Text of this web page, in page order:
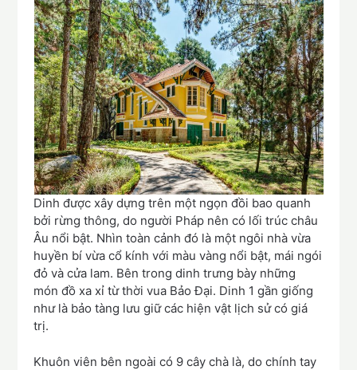
Dinh được xây dựng trên một ngọn đồi bao quanh
bởi rừng thông, do người Pháp nên có lối trúc châu
Âu nổi bật. Nhìn toàn cảnh đó là một ngôi nhà vừa
huyền bí vừa cổ kính với màu vàng nổi bật, mái ngói
đỏ và cửa lam. Bên trong dinh trưng bày những
món đồ xa xỉ từ thời vua Bảo Đại. Dinh 1 gần giống
như là bảo tàng lưu giữ các hiện vật lịch sử có giá
trị.
Khuôn viên bên ngoài có 9 cây chà là, do chính tay